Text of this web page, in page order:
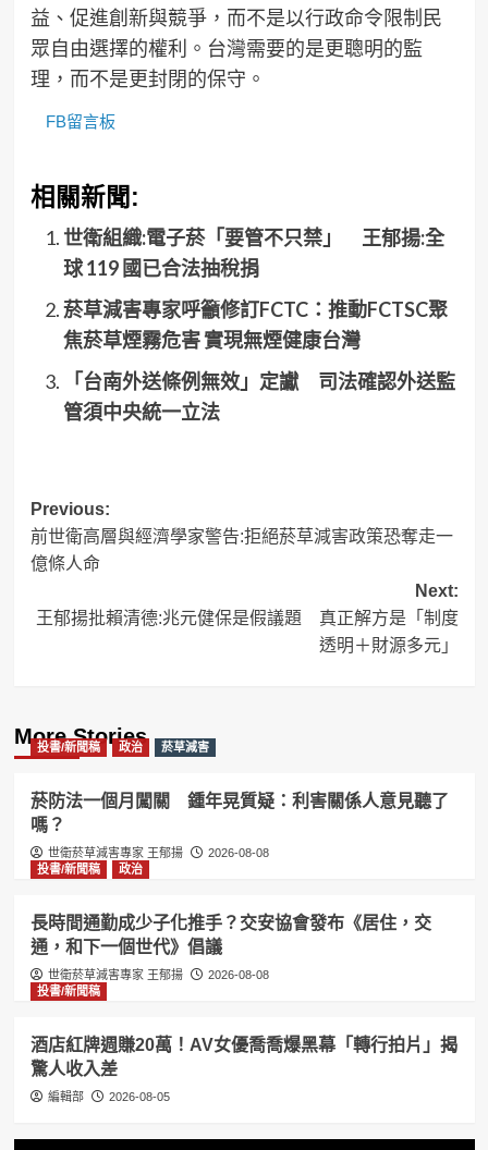
益、促進創新與競爭，而不是以行政命令限制民
眾自由選擇的權利。台灣需要的是更聰明的監
理，而不是更封閉的保守。
FB留言板
相關新聞:
世衛組織:電子菸「要管不只禁」 王郁揚:全
球 119 國已合法抽稅捐
菸草減害專家呼籲修訂FCTC：推動FCTSC聚
焦菸草煙霧危害 實現無煙健康台灣
「台南外送條例無效」定讞 司法確認外送監
管須中央統一立法
Post
navigation
Previous:
前世衛高層與經濟學家警告:拒絕菸草減害政策恐奪走一
億條人命
Next:
王郁揚批賴清德:兆元健保是假議題 真正解方是「制度
透明＋財源多元」
More Stories
投書/新聞稿 政治 菸草減害
菸防法一個月闖關 鍾年晃質疑：利害關係人意見聽了
嗎？
世衛菸草減害專家 王郁揚
2026-08-08
投書/新聞稿
政治
長時間通勤成少子化推手？交安協會發布《居住，交
通，和下一個世代》倡議
世衛菸草減害專家 王郁揚
2026-08-08
投書/新聞稿
酒店紅牌週賺20萬！AV女優喬喬爆黑幕「轉行拍片」揭
驚人收入差
編輯部 2026-08-05